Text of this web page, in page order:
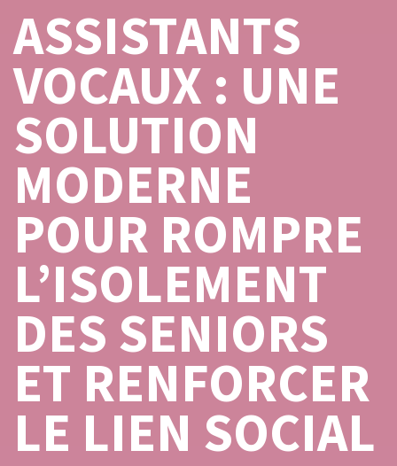
ASSISTANTS
VOCAUX : UNE
SOLUTION
MODERNE
POUR ROMPRE
L’ISOLEMENT
DES SENIORS
ET RENFORCER
LE LIEN SOCIAL